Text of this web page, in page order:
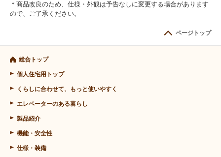
＊商品改良のため、仕様・外観は予告なしに変更する場合があります
ので、ご了承ください。
ページトップ
総合トップ
個人住宅用トップ
くらしに合わせて、もっと使いやすく
エレベーターのある暮らし
製品紹介
機能・安全性
仕様・装備